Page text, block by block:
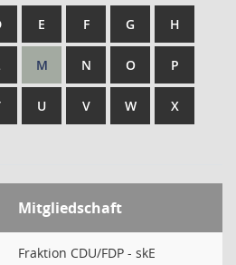
E F G H
M N O P
U V W X
Mitgliedschaft
Fraktion CDU/FDP - skE